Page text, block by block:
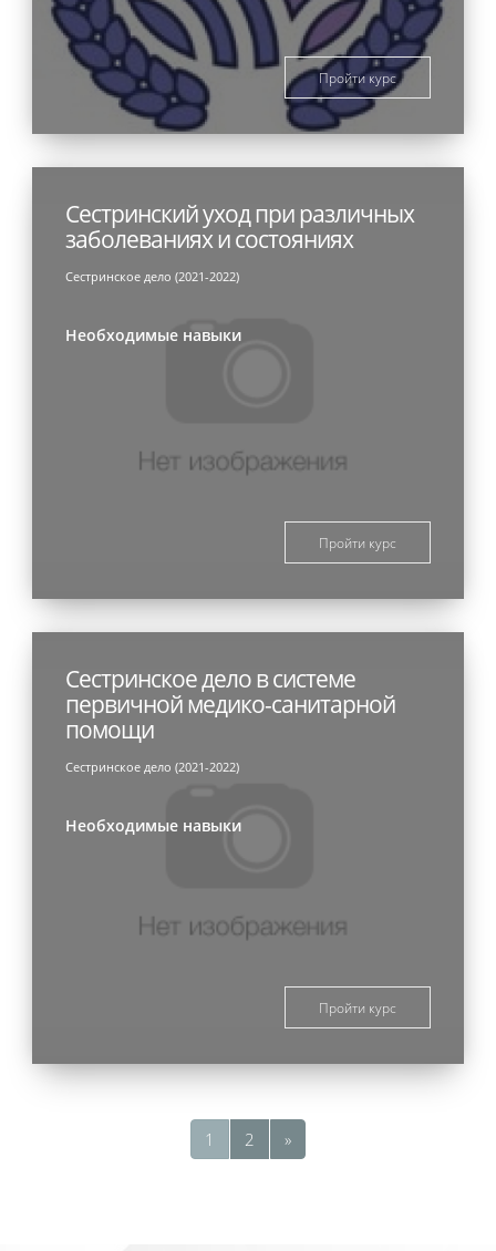
Пройти курс
Сестринский уход при различных
заболеваниях и состояниях
Сестринское дело (2021-2022)
Необходимые навыки
Пройти курс
Сестринское дело в системе
первичной медико-санитарной
помощи
Сестринское дело (2021-2022)
Необходимые навыки
Пройти курс
1 Страница 1
2 Страница 2
»Следующая страница